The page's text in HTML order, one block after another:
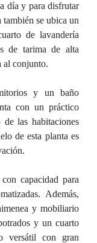
día y para disfrutar
se ubica un
de lavandería
de tarima de alta
al conjunto.
y un baño
con un práctico
las habitaciones
de esta planta es
capacidad para
Además,
y mobiliario
y un cuarto
versátil con gran